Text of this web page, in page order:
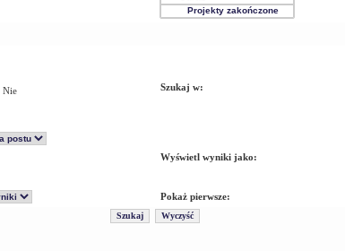
Nie Szukaj w:
Wyświetl wyniki jako:
Pokaż pierwsze: